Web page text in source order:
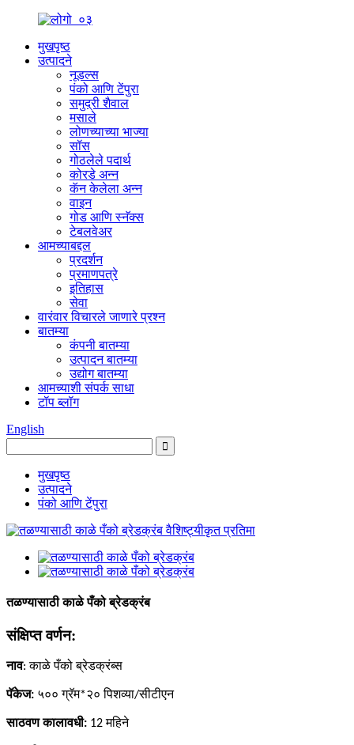
मुखपृष्ठ
उत्पादने
नूडल्स
पंको आणि टेंपुरा
समुद्री शैवाल
मसाले
लोणच्याच्या भाज्या
सॉस
गोठलेले पदार्थ
कोरडे अन्न
कॅन केलेला अन्न
वाइन
गोड आणि स्नॅक्स
टेबलवेअर
आमच्याबद्दल
प्रदर्शन
प्रमाणपत्रे
इतिहास
सेवा
वारंवार विचारले जाणारे प्रश्न
बातम्या
कंपनी बातम्या
उत्पादन बातम्या
उद्योग बातम्या
आमच्याशी संपर्क साधा
टॉप ब्लॉग
English
मुखपृष्ठ
उत्पादने
पंको आणि टेंपुरा
तळण्यासाठी काळे पँको ब्रेडक्रंब
संक्षिप्त वर्णन:
नाव:काळे पँको ब्रेडक्रंब्स
पॅकेज: ५०० ग्रॅम*२० पिशव्या/सीटीएन
साठवण कालावधी: 12 महिने